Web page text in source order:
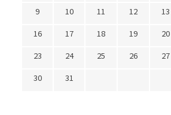
9
10 11 12 13
16
17 18 19 20
23
24 25 26 27
30
31